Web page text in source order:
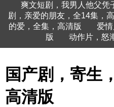
爽文短剧，我男人他父凭
剧，亲爱的朋友，全14集，
的爱，全集，高清版
爱
版
动作片，怒
国产剧，寄生
高清版